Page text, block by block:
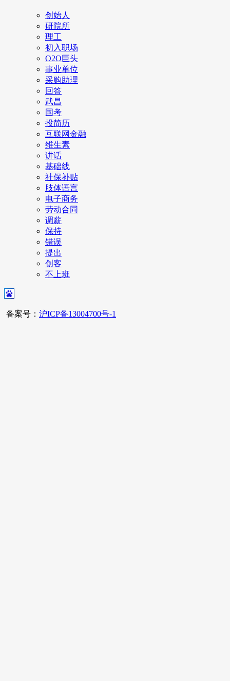
创始人
研院所
理工
初入职场
O2O巨头
事业单位
采购助理
回答
武昌
国考
投简历
互联网金融
维生素
讲话
基础线
社保补贴
肢体语言
电子商务
劳动合同
调薪
保持
错误
提出
创客
不上班
备案号： 沪ICP备13004700号-1